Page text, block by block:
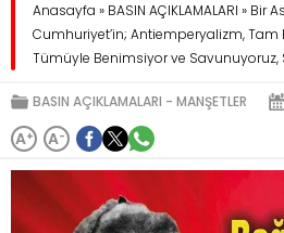
Anasayfa » BASIN AÇIKLAMALARI » Bir
Cumhuriyet’in; Antiemperyalizm, Tam
Tümüyle Benimsiyor ve Savunuyoruz,
BASIN AÇIKLAMALARI MANŞETLER
A+ A-